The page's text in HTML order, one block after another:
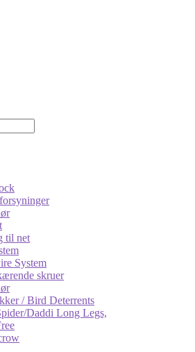
til net
System
skruer
/ Bird Deterrents
Daddi Long Legs,